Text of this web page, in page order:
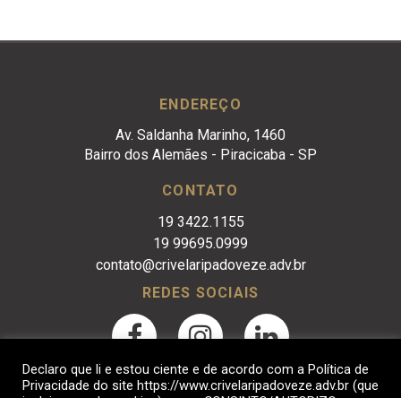
ENDEREÇO
Av. Saldanha Marinho, 1460
Bairro dos Alemães - Piracicaba - SP
CONTATO
19 3422.1155
19 99695.0999
contato@crivelaripadoveze.adv.br
REDES SOCIAIS
Declaro que li e estou ciente e de acordo com a Política de
Privacidade do site https://www.crivelaripadoveze.adv.br (que